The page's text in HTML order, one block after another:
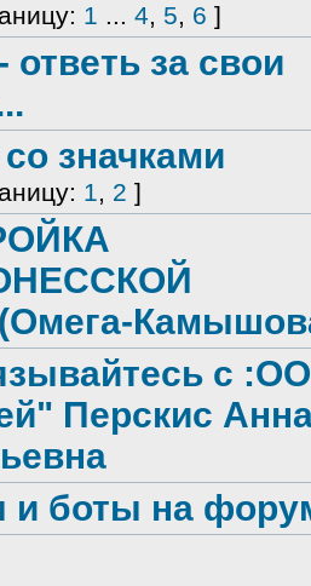
1 ... 4, 5, 6 ]
ответь за свои
значками
1, 2 ]
с
Перскис
и боты на